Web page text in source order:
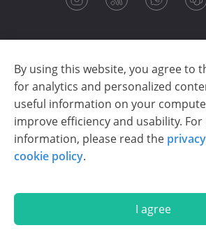
By using this website, you agree to
for analytics and personalized
useful information on your
improve efficiency and usability.
information, please read the
cookie policy.
I agree
Copyright © 2003-2026
Stimulsoft). All rights
En De